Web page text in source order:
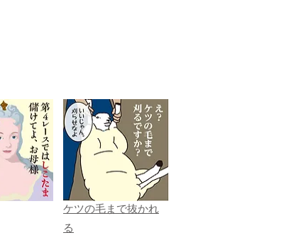
ケツの毛まで抜かれ
る